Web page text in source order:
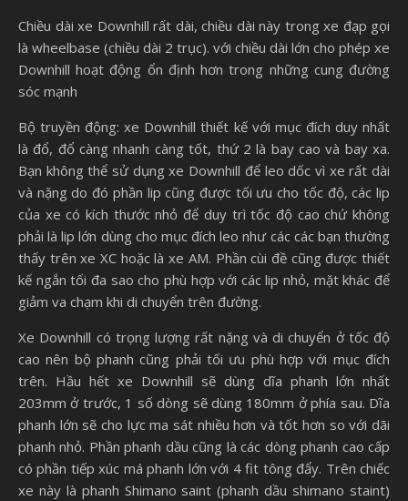
Chiều dài xe Downhill rất dài, chiều dài này trong xe đạp gọi
là wheelbase (chiều dài 2 trục). với chiều dài lớn cho phép xe
Downhill hoạt động ổn định hơn trong những cung đường
sóc mạnh
Bộ truyền động: xe Downhill thiết kế với mục đích duy nhất
là đổ, đổ càng nhanh càng tốt, thứ 2 là bay cao và bay xa.
Bạn không thể sử dụng xe Downhill để leo dốc vì xe rất dài
và nặng do đó phần lip cũng được tối ưu cho tốc độ, các lip
của xe có kích thước nhỏ để duy trì tốc độ cao chứ không
phải là lip lớn dùng cho mục đích leo như các các bạn thường
thấy trên xe XC hoặc là xe AM. Phần cùi đề cũng được thiết
kế ngắn tối đa sao cho phù hợp với các lip nhỏ, mặt khác để
giảm va chạm khi di chuyển trên đường.
Xe Downhill có trọng lượng rất nặng và di chuyển ở tốc độ
cao nên bộ phanh cũng phải tối ưu phù hợp với mục đích
trên. Hầu hết xe Downhill sẽ dùng dĩa phanh lớn nhất
203mm ở trước, 1 số dòng sẽ dùng 180mm ở phía sau. Dĩa
phanh lớn sẽ cho lực ma sát nhiều hơn và tốt hơn so với dãi
phanh nhỏ. Phần phanh dầu cũng là các dòng phanh cao cấp
có phần tiếp xúc má phanh lớn với 4 fit tông đẩy. Trên chiếc
xe này là phanh Shimano saint (phanh dầu shimano staint)